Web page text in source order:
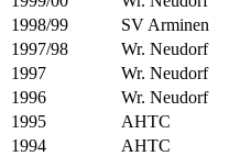
1998/99
SV Arminen
1997/98
Wr. Neudorf
1997
Wr. Neudorf
1996
Wr. Neudorf
1995
AHTC
1994
AHTC